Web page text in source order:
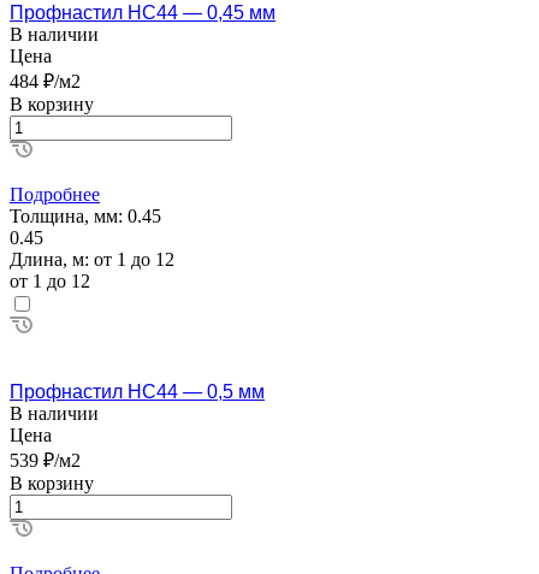
Профнастил НС44 — 0,45 мм
В наличии
Цена
484 ₽/м2
В корзину
Подробнее
Толщина, мм: 0.45
0.45
Длина, м: от 1 до 12
от 1 до 12
Профнастил НС44 — 0,5 мм
В наличии
Цена
539 ₽/м2
В корзину